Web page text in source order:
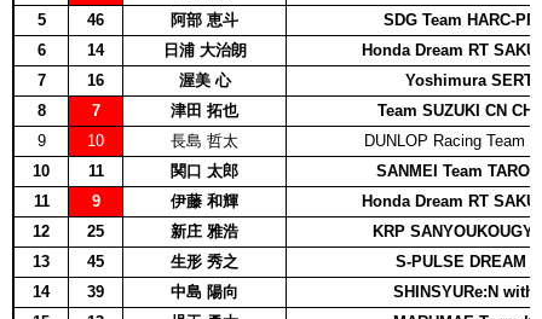
5
46 阿部 恵斗
SDG Team HARC-
6
14 日浦 大治朗
Honda Dream RT
7
16 渥美 心
Yoshimura SERT
8
7 津田 拓也
Team SUZUKI CN
9
10 長島 哲太
DUNLOP Racing Team
10
11 関口 太郎
SANMEI Team TARO
11
9 伊藤 和輝
Honda Dream RT
12
25 新庄 雅浩
KRP
13
45 生形 秀之
S-PULSE DREAM
14
39 中島 陽向
SHINSYURe:N with